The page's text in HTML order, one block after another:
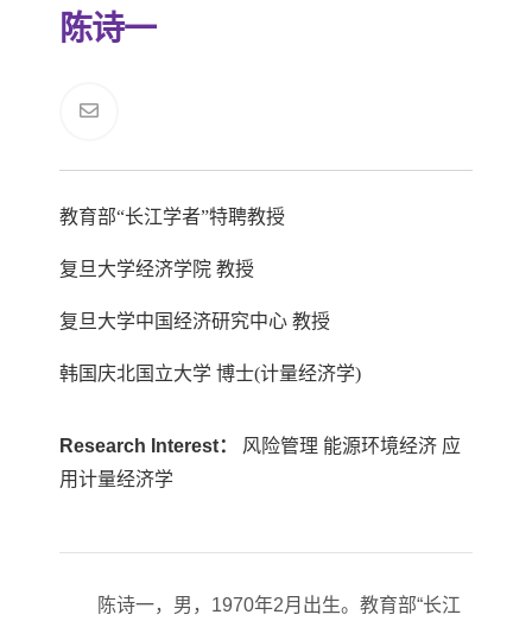
陈诗一
教育部“长江学者”特聘教授
复旦大学经济学院 教授
复旦大学中国经济研究中心 教授
韩国庆北国立大学 博士(计量经济学)
Research Interest：
风险管理 能源环境经济 应
用计量经济学
陈诗一，男，1970年2月出生。教育部“长江